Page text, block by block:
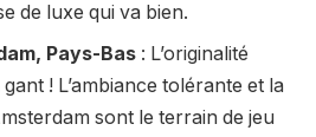
de luxe qui va bien.
Pays-Bas : L’originalité
! L’ambiance tolérante et la
sont le terrain de jeu